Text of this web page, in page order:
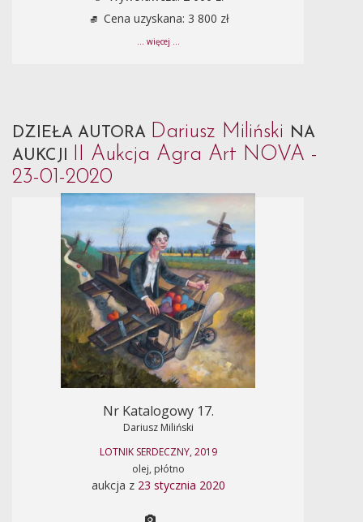
Cena uzyskana: 3 800 zł
... więcej ...
DZIEŁA AUTORA Dariusz Miliński NA
AUKCJI II Aukcja Agra Art NOVA -
23-01-2020
Nr Katalogowy 17.
Dariusz Miliński
LOTNIK SERDECZNY, 2019
olej, płótno
aukcja z 23 stycznia 2020